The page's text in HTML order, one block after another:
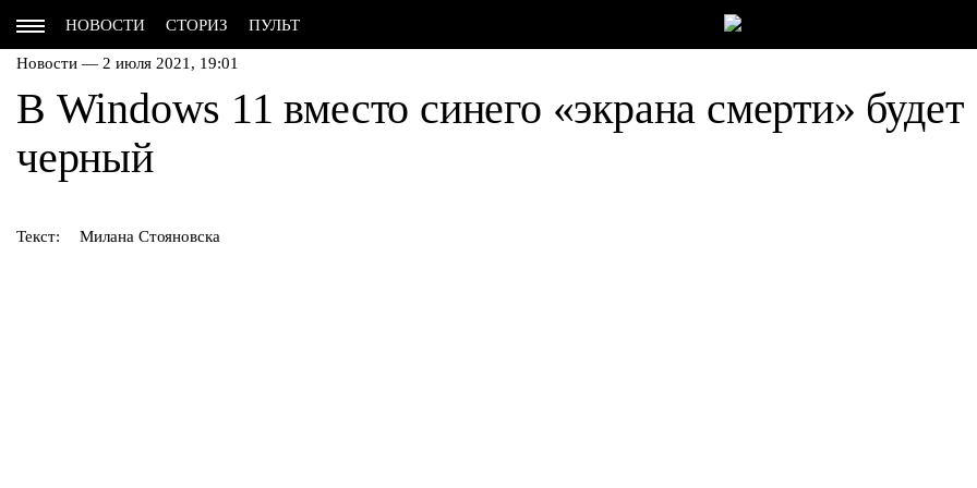
НОВОСТИ СТОРИЗ ПУЛЬТ
Новости — 2 июля 2021, 19:01
В Windows 11 вместо синего «экрана смерти» будет
черный
Текст: Милана Стояновска